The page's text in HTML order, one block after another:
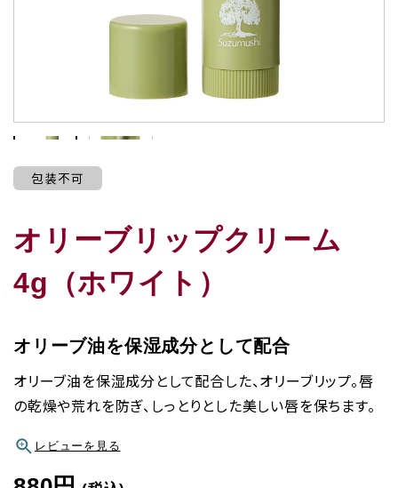
包装不可
オリーブリップクリーム
4g（ホワイト）
オリーブ油を保湿成分として配合
オリーブ油を保湿成分として配合した、オリーブリップ。唇
の乾燥や荒れを防ぎ、しっとりとした美しい唇を保ちます。
レビューを見る